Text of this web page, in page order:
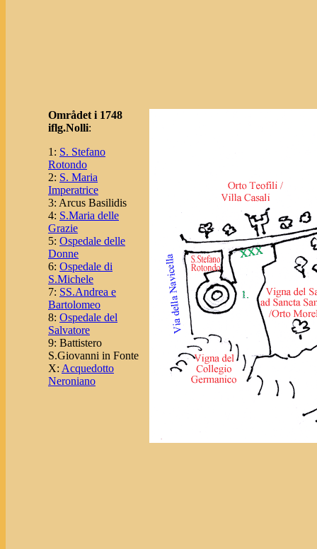
Området i 1748
iflg.Nolli:
1: S. Stefano
Rotondo
2: S. Maria
Imperatrice
3: Arcus Basilidis
4: S.Maria delle
Grazie
5: Ospedale delle
Donne
6: Ospedale di
S.Michele
7: SS.Andrea e
Bartolomeo
8: Ospedale del
Salvatore
9: Battistero
S.Giovanni in Fonte
X: Acquedotto
Neroniano